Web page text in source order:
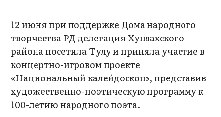
12 июня при поддержке Дома народного
творчества РД делегация Хунзахского
района посетила Тулу и приняла участие в
концертно-игровом проекте
«Национальный калейдоскоп», представив
художественно-поэтическую программу к
100-летию народного поэта.